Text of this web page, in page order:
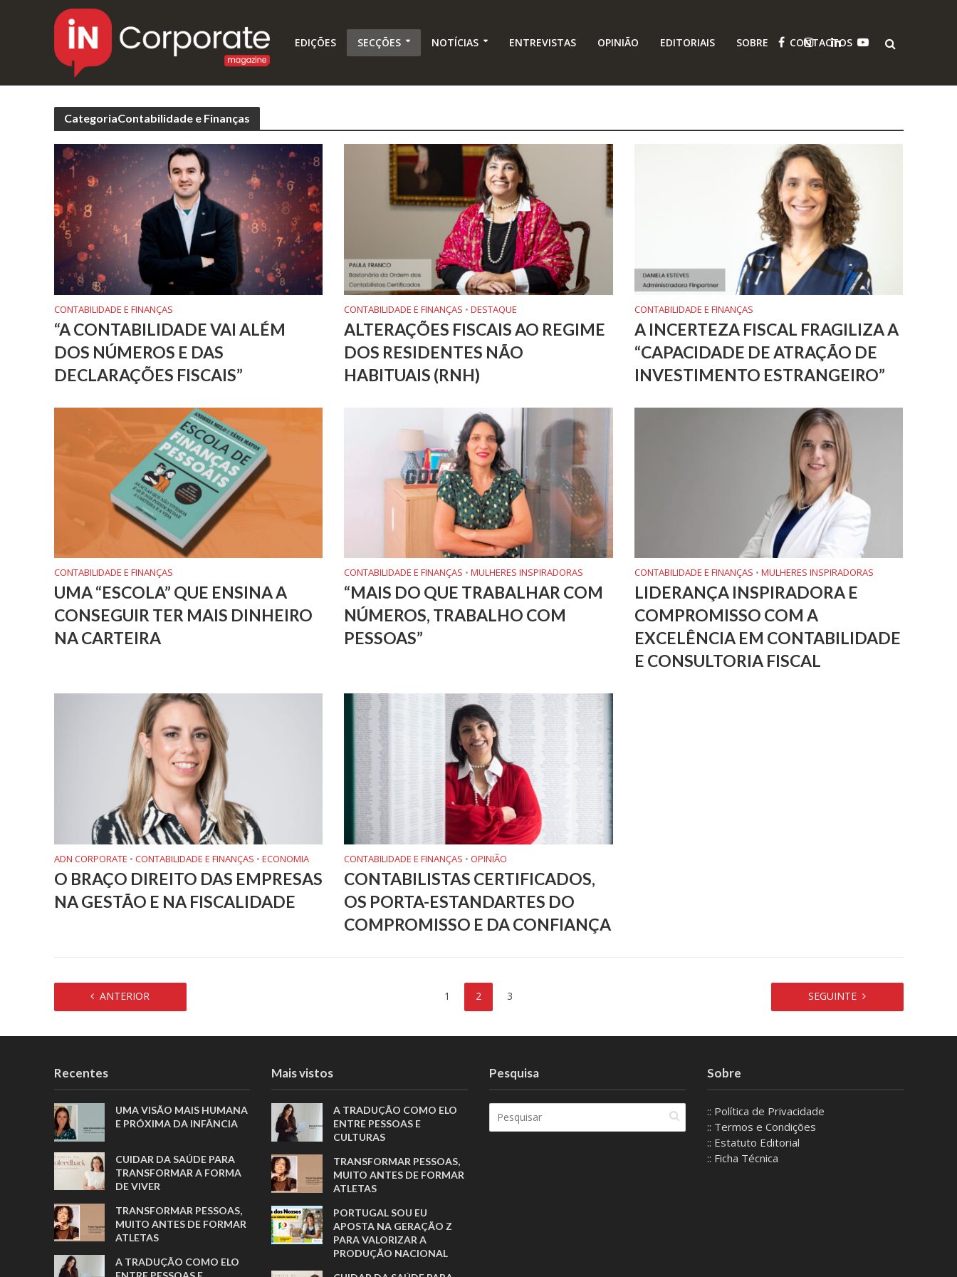
EDIÇÕES SECÇÕES NOTÍCIAS ENTREVISTAS OPINIÃO EDITORIAIS SOBRE CONTACTOS
CategoriaContabilidade e Finanças
CONTABILIDADE E FINANÇAS
“A CONTABILIDADE VAI ALÉM
DOS NÚMEROS E DAS
DECLARAÇÕES FISCAIS”
CONTABILIDADE E FINANÇAS • DESTAQUE
ALTERAÇÕES FISCAIS AO REGIME
DOS RESIDENTES NÃO
HABITUAIS (RNH)
CONTABILIDADE E FINANÇAS
A INCERTEZA FISCAL FRAGILIZA A
“CAPACIDADE DE ATRAÇÃO DE
INVESTIMENTO ESTRANGEIRO”
CONTABILIDADE E FINANÇAS
UMA “ESCOLA” QUE ENSINA A
CONSEGUIR TER MAIS DINHEIRO
NA CARTEIRA
CONTABILIDADE E FINANÇAS • MULHERES INSPIRADORAS
“MAIS DO QUE TRABALHAR COM
NÚMEROS, TRABALHO COM
PESSOAS”
CONTABILIDADE E FINANÇAS • MULHERES INSPIRADORAS
LIDERANÇA INSPIRADORA E
COMPROMISSO COM A
EXCELÊNCIA EM CONTABILIDADE
E CONSULTORIA FISCAL
ADN CORPORATE • CONTABILIDADE E FINANÇAS • ECONOMIA
O BRAÇO DIREITO DAS EMPRESAS
NA GESTÃO E NA FISCALIDADE
CONTABILIDADE E FINANÇAS • OPINIÃO
CONTABILISTAS CERTIFICADOS,
OS PORTA-ESTANDARTES DO
COMPROMISSO E DA CONFIANÇA
ANTERIOR 1 2 3 SEGUINTE
Recentes
UMA VISÃO MAIS HUMANA
E PRÓXIMA DA INFÂNCIA
CUIDAR DA SAÚDE PARA
TRANSFORMAR A FORMA
DE VIVER
TRANSFORMAR PESSOAS,
MUITO ANTES DE FORMAR
ATLETAS
A TRADUÇÃO COMO ELO
Mais vistos
A TRADUÇÃO COMO ELO
ENTRE PESSOAS E
CULTURAS
TRANSFORMAR PESSOAS,
MUITO ANTES DE FORMAR
ATLETAS
PORTUGAL SOU EU
APOSTA NA GERAÇÃO Z
PARA VALORIZAR A
PRODUÇÃO NACIONAL
Pesquisa Sobre
:: Política de Privacidade
:: Termos e Condições
:: Estatuto Editorial
:: Ficha Técnica